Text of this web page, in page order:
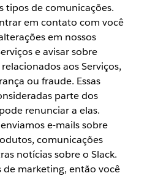
tipos de comunicações.
em contato com você
em nossos
e avisar sobre
aos Serviços,
ou fraude. Essas
parte dos
renunciar a elas.
e-mails sobre
comunicações
notícias sobre o Slack.
de marketing, então você